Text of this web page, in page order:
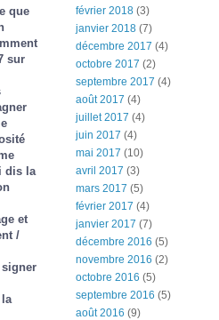
que
sur
dis la
et
/
février 2018 (3)
janvier 2018 (7)
décembre 2017 (4)
octobre 2017 (2)
septembre 2017 (4)
août 2017 (4)
juillet 2017 (4)
juin 2017 (4)
mai 2017 (10)
avril 2017 (3)
mars 2017 (5)
février 2017 (4)
janvier 2017 (7)
décembre 2016 (5)
novembre 2016 (2)
octobre 2016 (5)
septembre 2016 (5)
août 2016 (9)